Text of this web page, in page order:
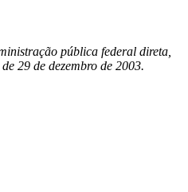
pública federal direta,
29 de dezembro de 2003.